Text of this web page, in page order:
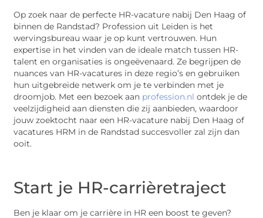
Op zoek naar de perfecte HR-vacature nabij Den Haag of
binnen de Randstad? Profession uit Leiden is het
wervingsbureau waar je op kunt vertrouwen. Hun
expertise in het vinden van de ideale match tussen HR-
talent en organisaties is ongeëvenaard. Ze begrijpen de
nuances van HR-vacatures in deze regio’s en gebruiken
hun uitgebreide netwerk om je te verbinden met je
droomjob. Met een bezoek aan profession.nl ontdek je de
veelzijdigheid aan diensten die zij aanbieden, waardoor
jouw zoektocht naar een HR-vacature nabij Den Haag of
vacatures HRM in de Randstad succesvoller zal zijn dan
ooit.
Start je HR-carrièretraject
Ben je klaar om je carrière in HR een boost te geven?